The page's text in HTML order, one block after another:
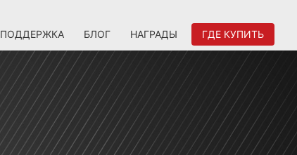
ПОДДЕРЖКА БЛОГ НАГРАДЫ ГДЕ КУПИТЬ